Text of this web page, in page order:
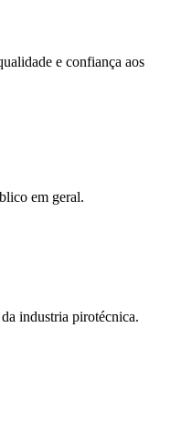
e confiança aos
em geral.
industria pirotécnica.